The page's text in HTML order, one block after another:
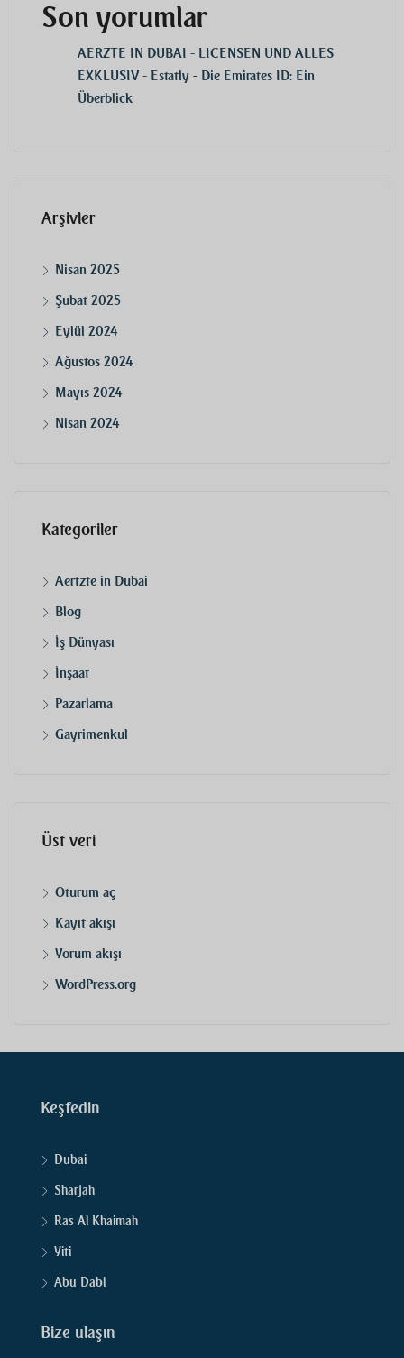
Son yorumlar
AERZTE IN DUBAI - LICENSEN UND ALLES
EXKLUSIV - Estatly - Die Emirates ID: Ein
Überblick
Arşivler
Nisan 2025
Şubat 2025
Eylül 2024
Ağustos 2024
Mayıs 2024
Nisan 2024
Kategoriler
Aertzte in Dubai
Blog
İş Dünyası
İnşaat
Pazarlama
Gayrimenkul
Üst veri
Oturum aç
Kayıt akışı
Yorum akışı
WordPress.org
Keşfedin
Dubai
Sharjah
Ras Al Khaimah
Yiti
Abu Dabi
Bize ulaşın